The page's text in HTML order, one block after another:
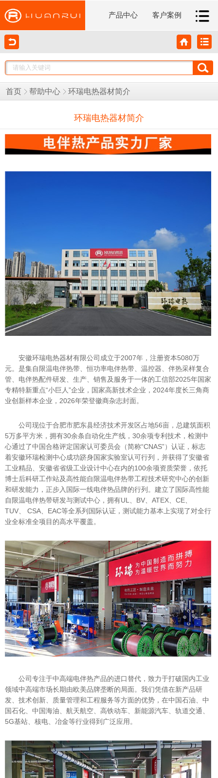
产品中心 客户案例
首页 帮助中心 环瑞电热器材简介
环瑞电热器材简介
安徽环瑞电热器材有限公司成立于2007年，注册资本5080万
元。是集自限温电伴热带、恒功率电伴热带、温控器、伴热采样复合
管、电伴热配件研发、生产、销售及服务于一体的工信部2025年国家
专精特新重点“小巨人”企业，国家高新技术企业，2024年度长三角商
业创新样本企业，2026年荣登徽商杂志封面。
公司现位于合肥市肥东县经济技术开发区占地56亩，总建筑面积
5万多平方米，拥有30余条自动化生产线，30余项专利技术，检测中
心通过了中国合格评定国家认可委员会（简称“CNAS”）认证，标志
着安徽环瑞检测中心成功跻身国家实验室认可行列，并获得了安徽省
工业精品、安徽省省级工业设计中心在内的100余项资质荣誉，依托
博士后科研工作站及高性能自限温电伴热带工程技术研究中心的创新
和研发能力，正步入国际一线电伴热品牌的行列。建立了国际高性能
自限温电伴热带研发与测试中心，拥有UL、BV、ATEX、CE、
TUV、 CSA、EAC等全系列国际认证，测试能力基本上实现了对全行
业全标准全项目的高水平覆盖。
公司专注于中高端电伴热产品的进口替代，致力于打破国内工业
领域中高端市场长期由欧美品牌垄断的局面。我们凭借在新产品研
发、技术创新、质量管理和工程服务等方面的优势，在中国石油、中
国石化、中国海油、航天航空、高铁动车、新能源汽车、轨道交通、
5G基站、核电、冶金等行业得到广泛应用。